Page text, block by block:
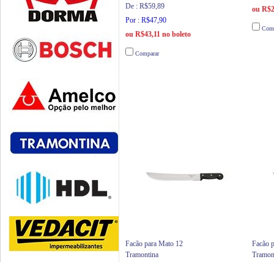
De : R$59,89
Por : R$47,90
ou R$43,11 no boleto
Comparar
ou
Facão para Mato 12
Tramontina
Facão